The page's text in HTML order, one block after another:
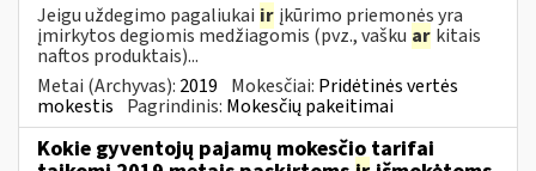
Jeigu uždegimo pagaliukai ir įkūrimo priemonės yra
įmirkytos degiomis medžiagomis (pvz., vašku ar kitais
naftos produktais)...
Metai (Archyvas): 2019 Mokesčiai: Pridėtinės vertės
mokestis Pagrindinis: Mokesčių pakeitimai
Kokie gyventojų pajamų mokesčio tarifai